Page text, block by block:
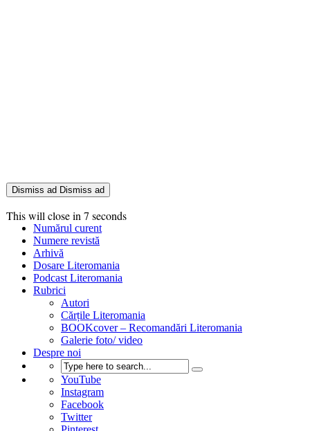
Dismiss ad Dismiss ad
This will close in 6 seconds
Numărul curent
Numere revistă
Arhivă
Dosare Literomania
Podcast Literomania
Rubrici
Autori
Cărțile Literomania
BOOKcover – Recomandări Literomania
Galerie foto/ video
Despre noi
YouTube
Instagram
Facebook
Twitter